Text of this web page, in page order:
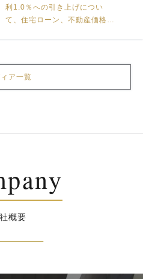
利1.0％への引き上げについ
て、住宅ローン、不動産価格・
ア一覧
概要